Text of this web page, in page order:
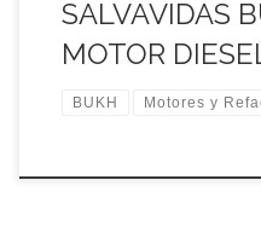
SALVAVIDAS
MOTOR
BUKH Motores y